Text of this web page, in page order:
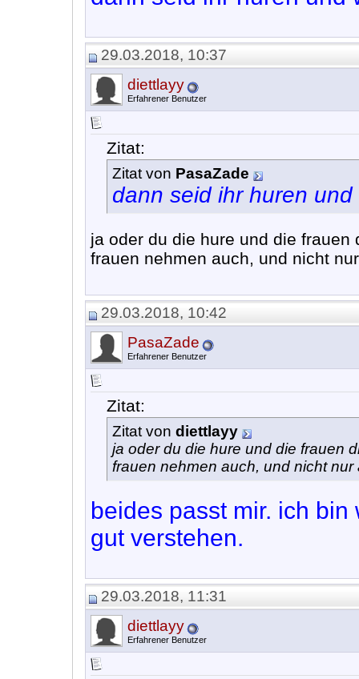
29.03.2018, 10:37
diettlayy
Erfahrener Benutzer
Zitat:
Zitat von PasaZade
dann seid ihr huren
ja oder du die hure und die
frauen nehmen auch, und nicht
29.03.2018, 10:42
PasaZade
Erfahrener Benutzer
Zitat:
Zitat von diettlayy
ja oder du die hure und die frauen
frauen nehmen auch, und nicht nur
beides passt mir. ich
gut verstehen.
29.03.2018, 11:31
diettlayy
Erfahrener Benutzer